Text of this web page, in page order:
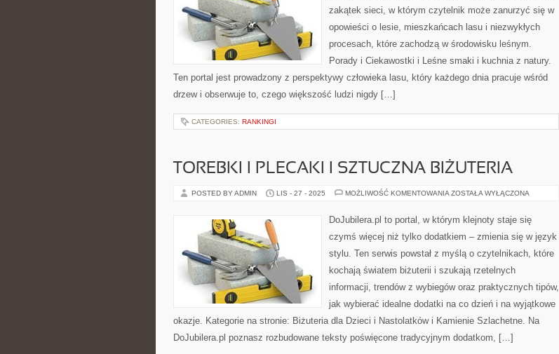
OWOCE
W
zakątek sieci, w którym czytelnik może zanurzyć się w
opowieści o lesie, mieszkańcach lasu i niezwykłych
procesach, które zachodzą w środowisku leśnym.
Porady i Ciekawostki i Leśne smaki i kuchnia z natury.
Ten portal jest prowadzony z perspektywy człowieka lasu, który każdego dnia pracuje wśród
drzew i obserwuje to, czego większość ludzi nigdy […]
CATEGORIES: RANKINGI
TOREBKI I PLECAKI I SZTUCZNA BIŻUTERIA
POSTED BY ADMIN LIS - 27 - 2025 MOŻLIWOŚĆ KOMENTOWANIA TOREBKI
SZTUCZNA
ZOSTAŁA WYŁĄCZONA
DoJubilera.pl to portal, w którym klejnoty staje się
czymś więcej niż tylko dodatkiem – zmienia się w język
stylu. Ten serwis powstał z myślą o czytelnikach, które
kochają światem biżuterii i szukają rzetelnych
informacji, trendów z wybiegów oraz praktycznych tipów,
jak wybierać idealne dodatki na co dzień i na wyjątkowe
okazje. Kategorie na stronie: Biżuteria dla Dzieci i Nastolatków i Kamienie Szlachetne. Na
DoJubilera.pl poznasz rozbudowane teksty poświęcone tradycyjnym dodatkom, […]